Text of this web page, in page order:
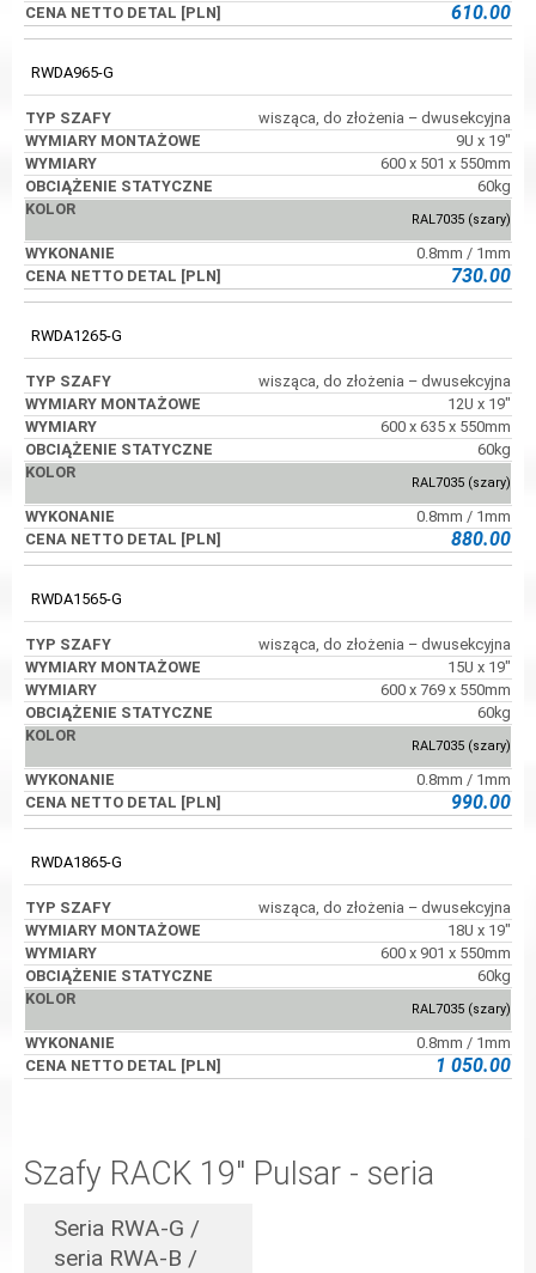
610.00
RWDA965-G
wisząca, do złożenia – dwusekcyjna
9U x 19"
600 x 501 x 550mm
60kg
RAL7035 (szary)
0.8mm / 1mm
730.00
RWDA1265-G
wisząca, do złożenia – dwusekcyjna
12U x 19"
600 x 635 x 550mm
60kg
RAL7035 (szary)
0.8mm / 1mm
880.00
RWDA1565-G
wisząca, do złożenia – dwusekcyjna
15U x 19"
600 x 769 x 550mm
60kg
RAL7035 (szary)
0.8mm / 1mm
990.00
RWDA1865-G
wisząca, do złożenia – dwusekcyjna
18U x 19"
600 x 901 x 550mm
60kg
RAL7035 (szary)
0.8mm / 1mm
1 050.00
Szafy RACK 19" Pulsar - seria
Seria RWA-G /
seria RWA-B /